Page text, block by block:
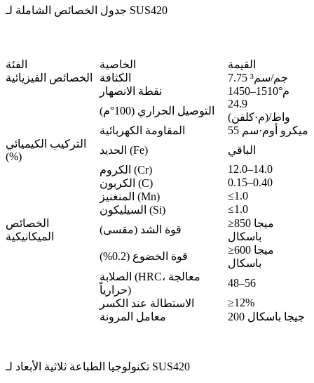
جدول الخصائص الشاملة لـ SUS420
الفئة الخاصية
القيمة
الخصائص الفيزيائية
الكثافة
7.75 جم/سم³
نقطة الانصهار
1450–1510°م
التوصيل الحراري (100°م)
24.9
واط/(م·كلفن)
المقاومة الكهربائية
55 ميكرو أوم·سم
التركيب الكيميائي
(%)
الحديد (Fe)
الباقي
الكروم (Cr)
12.0–14.0
الكربون (C)
0.15–0.40
المنغنيز (Mn)
≤1.0
السيليكون (Si)
≤1.0
الخصائص
الميكانيكية
قوة الشد (مقسى)
≥850 ميجا
باسكال
قوة الخضوع (0.2%)
≥600 ميجا
باسكال
الصلابة (HRC، معالجة
حرارياً)
48–56
الاستطالة عند الكسر
≥12%
معامل المرونة
200 جيجا باسكال
تكنولوجيا الطباعة ثلاثية الأبعاد لـ SUS420